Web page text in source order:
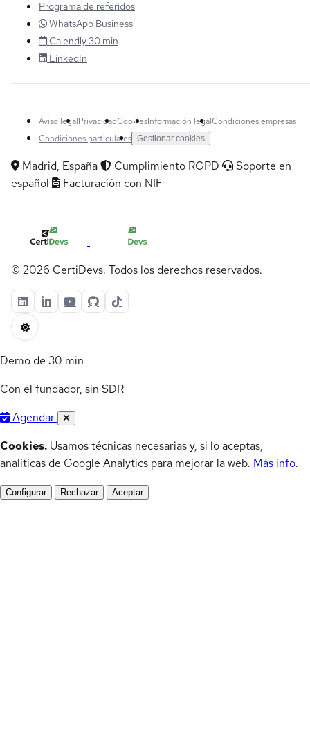
Programa de referidos
WhatsApp Business
Calendly 30 min
LinkedIn
Aviso legalPrivacidadCookiesInformación legalCondiciones empresas
Condiciones particulares Gestionar cookies
Madrid, España Cumplimiento RGPD
Soporte en
español
Facturación con NIF
© 2026 CertiDevs. Todos los derechos reservados.
Demo de 30 min
Con el fundador, sin SDR
Agendar
Cookies. Usamos técnicas necesarias y, si lo aceptas,
analíticas de Google Analytics para mejorar la web. Más info.
Configurar Rechazar Aceptar